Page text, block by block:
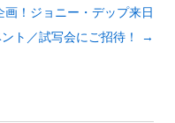
画！ジョニー・デップ来日
ト／試写会にご招待！
→